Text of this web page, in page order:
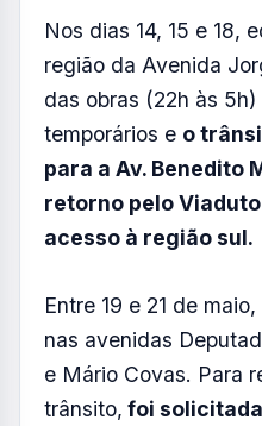
trânsito,foi
da Avenida Mário
Marginal da Dutra,
Janeiro, próximo ao
As obras também
temporários na
da nova estrutura.
orientar os
segurança viária
intervenção.